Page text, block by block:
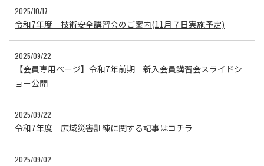
2025/10/17
令和7年度 技術安全講習会のご案内(11月７日実施予定)
2025/09/22
【会員専用ページ】令和7年前期 新入会員講習会スライドシ
ョー公開
2025/09/22
令和7年度 広域災害訓練に関する記事はコチラ
2025/09/02